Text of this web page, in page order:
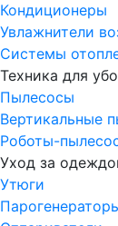
Кондиционеры
Увлажнители
Системы
Техника для
Пылесосы
Вертикальные
Роботы-
Уход за
Утюги